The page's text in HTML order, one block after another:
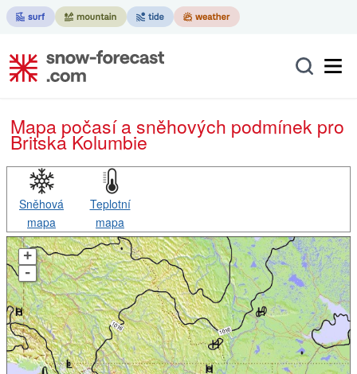
Mapa počasí a sněhových podmínek pro
Britská Kolumbie
Sněhová
mapa
Teplotní
mapa
+
-